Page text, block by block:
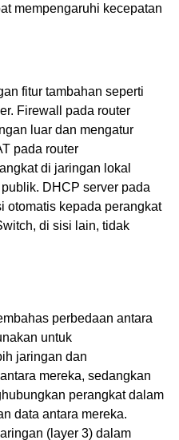
mempengaruhi kecepatan
fitur tambahan seperti
Firewall pada router
luar dan mengatur
pada router
di jaringan lokal
DHCP server pada
otomatis kepada perangkat
di sisi lain, tidak
perbedaan antara
untuk
jaringan dan
mereka, sedangkan
perangkat dalam
data antara mereka.
(layer 3) dalam